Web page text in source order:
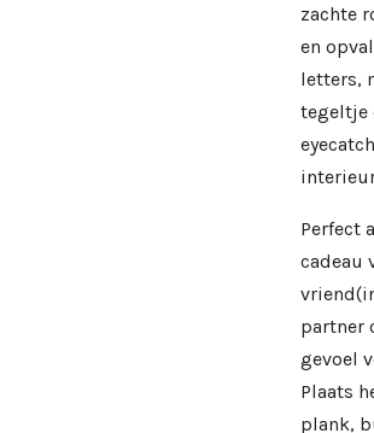
zachte
en
letters,
tegeltje
Perfect
cadeau
partner
gevoel
Plaats
plank,